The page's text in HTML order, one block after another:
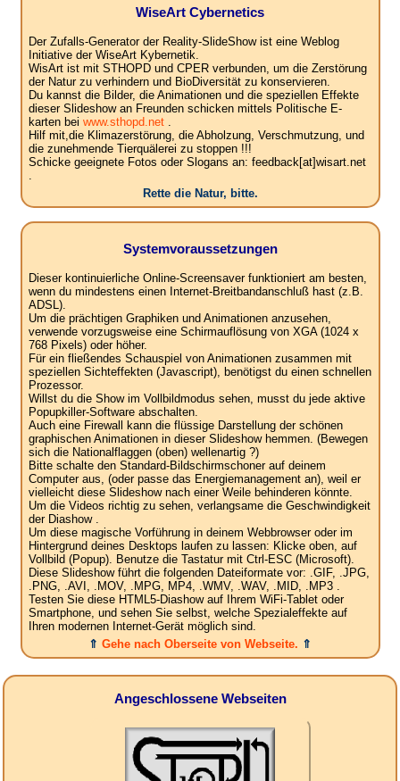
WiseArt Cybernetics
Der Zufalls-Generator der Reality-SlideShow ist eine Weblog
Initiative der WiseArt Kybernetik.
WisArt ist mit STHOPD und CPER verbunden, um die Zerstörung
der Natur zu verhindern und BioDiversität zu konservieren.
Du kannst die Bilder, die Animationen und die speziellen Effekte
dieser Slideshow an Freunden schicken mittels Politische E-
karten bei www.sthopd.net.
Hilf mit,die Klimazerstörung, die Abholzung, Verschmutzung, und
die zunehmende Tierquälerei zu stoppen !!!
Schicke geeignete Fotos oder Slogans an: feedback[at]wisart.net
.
Rette die Natur, bitte.
Systemvoraussetzungen
Dieser kontinuierliche Online-Screensaver funktioniert am besten,
wenn du mindestens einen Internet-Breitbandanschluß hast (z.B.
ADSL).
Um die prächtigen Graphiken und Animationen anzusehen,
verwende vorzugsweise eine Schirmauflösung von XGA (1024 x
768 Pixels) oder höher.
Für ein fließendes Schauspiel von Animationen zusammen mit
speziellen Sichteffekten (Javascript), benötigst du einen schnellen
Prozessor.
Willst du die Show im Vollbildmodus sehen, musst du jede aktive
Popupkiller-Software abschalten.
Auch eine Firewall kann die flüssige Darstellung der schönen
graphischen Animationen in dieser Slideshow hemmen. (Bewegen
sich die Nationalflaggen (oben) wellenartig ?)
Bitte schalte den Standard-Bildschirmschoner auf deinem
Computer aus, (oder passe das Energiemanagement an), weil er
vielleicht diese Slideshow nach einer Weile behinderen könnte.
Um die Videos richtig zu sehen, verlangsame die Geschwindigkeit
der Diashow .
Um diese magische Vorführung in deinem Webbrowser oder im
Hintergrund deines Desktops laufen zu lassen: Klicke oben, auf
Vollbild (Popup). Benutze die Tastatur mit Ctrl-ESC (Microsoft).
Diese Slideshow führt die folgenden Dateiformate vor: .GIF, .JPG,
.PNG, .AVI, .MOV, .MPG, MP4, .WMV, .WAV, .MID, .MP3 .
Testen Sie diese HTML5-Diashow auf Ihrem WiFi-Tablet oder
Smartphone, und sehen Sie selbst, welche Spezialeffekte auf
Ihren modernen Internet-Gerät möglich sind.
⇑ Gehe nach Oberseite von Webseite. ⇑
Angeschlossene Webseiten